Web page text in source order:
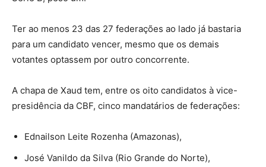
Ter ao menos 23 das 27 federações ao lado já bastaria
para um candidato vencer, mesmo que os demais
votantes optassem por outro concorrente.
A chapa de Xaud tem, entre os oito candidatos à vice-
presidência da CBF, cinco mandatários de federações:
Ednailson Leite Rozenha (Amazonas),
José Vanildo da Silva (Rio Grande do Norte),